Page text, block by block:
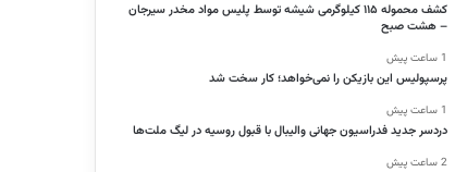
کشف محموله ۱۱۵ کیلوگرمی شیشه توسط پلیس مواد مخدر سیرجان
– هشت صبح
1 ساعت پیش
پرسپولیس این بازیکن را نمی‌خواهد؛ کار سخت شد
1 ساعت پیش
دردسر جدید فدراسیون جهانی والیبال با قبول روسیه در لیگ ملت‌ها
2 ساعت پیش